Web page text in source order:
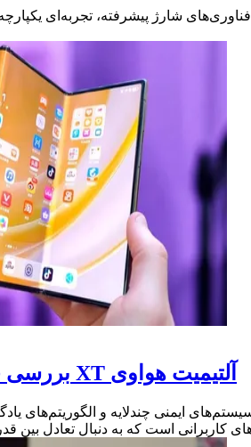
بررسی جامع باتری گوشی میت XT آلتیمیت هواوی